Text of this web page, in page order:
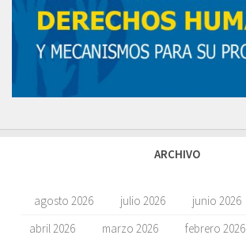
ARCHIVO
agosto 2026 julio 2026 junio 2026
abril 2026
marzo 2026 febrero 2026